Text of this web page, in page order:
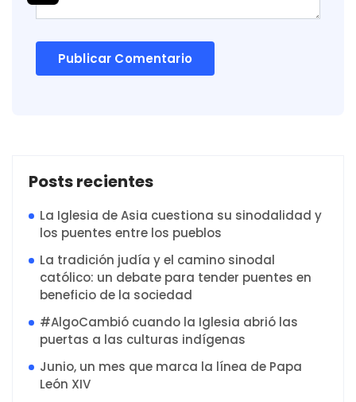
Posts recientes
La Iglesia de Asia cuestiona su sinodalidad y
los puentes entre los pueblos
La tradición judía y el camino sinodal
católico: un debate para tender puentes en
beneficio de la sociedad
#AlgoCambió cuando la Iglesia abrió las
puertas a las culturas indígenas
Junio, un mes que marca la línea de Papa
León XIV